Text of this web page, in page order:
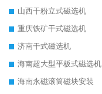
山西干粉立式磁选机
重庆铁矿干式磁选机
济南干式磁选机
海南超大型平板式磁选机
海南永磁滚筒磁块安装